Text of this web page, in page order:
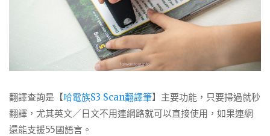
翻譯查詢是【哈電族S3 Scan翻譯筆】主要功能，只要掃過就秒
翻譯，尤其英文／日文不用連網路就可以直接使用，如果連網
還能支援55國語言。